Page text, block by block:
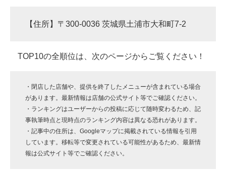
【住所】〒300-0036 茨城県土浦市大和町7-2
TOP10の全順位は、次のページからご覧ください！
・閉店した店舗や、提供を終了したメニューが含まれている場合
があります。最新情報は店舗の公式サイト等でご確認ください。
・ランキングはユーザーからの投稿に応じて随時変わるため、記
事執筆時点と現時点のランキング内容は異なる恐れがあります。
・記事中の住所は、Googleマップに掲載されている情報を引用
しています。移転等で変更されている可能性があるため、最新情
報は公式サイト等でご確認ください。